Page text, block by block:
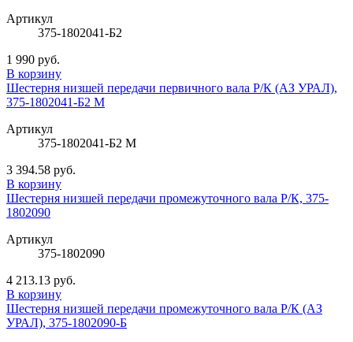
Артикул
375-1802041-Б2
1 990 руб.
В корзину
Шестерня низшей передачи первичного вала Р/К (АЗ УРАЛ),
375-1802041-Б2 М
Артикул
375-1802041-Б2 М
3 394.58 руб.
В корзину
Шестерня низшей передачи промежуточного вала Р/К, 375-
1802090
Артикул
375-1802090
4 213.13 руб.
В корзину
Шестерня низшей передачи промежуточного вала Р/К (АЗ
УРАЛ), 375-1802090-Б